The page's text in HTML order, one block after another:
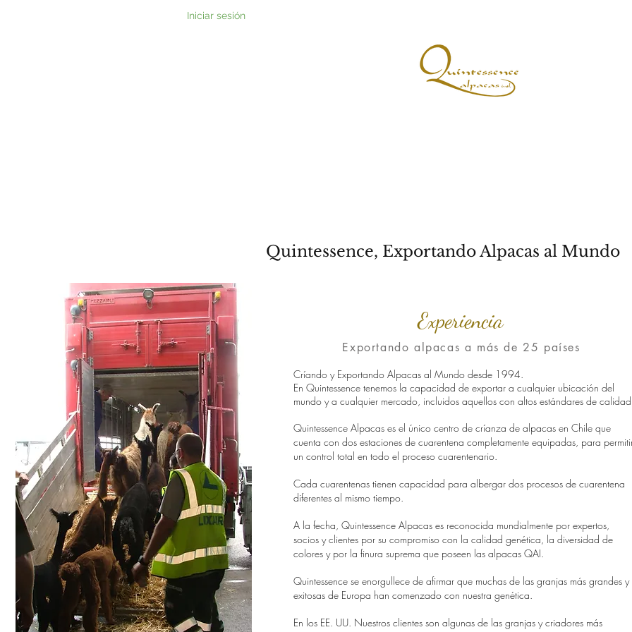
Iniciar sesión
Quintessence, Exportando Alpacas al Mundo
Experiencia
Exportando alpacas a más de 25 países
Críando y Exportando Alpacas al Mundo desde 1994.
En Quintessence tenemos la capacidad de exportar a cualquier ubicación del
mundo y a cualquier mercado, incluidos aquellos con altos estándares de
Quintessence Alpacas es el único centro de críanza de alpacas en Chile que
cuenta con dos estaciones de cuarentena completamente equipadas, para
un control total en todo el proceso cuarentenario.
Cada cuarentenas tienen capacidad para albergar dos procesos de cuarentena
diferentes al mismo tiempo.
A la fecha, Quintessence Alpacas es reconocida mundialmente por expertos,
socios y clientes por su compromiso con la calidad genética, la diversidad de
colores y por la finura suprema que poseen las alpacas QAI.
Quintessence se enorgullece de afirmar que muchas de las granjas más grandes y
exitosas de Europa han comenzado con nuestra genética.
En los EE. UU. Nuestros clientes son algunas de las granjas y criadores más